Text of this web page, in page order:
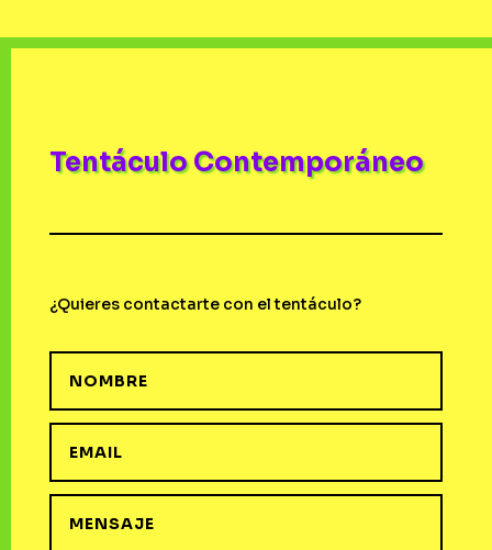
Tentáculo Contemporáneo
¿Quieres contactarte con el tentáculo?